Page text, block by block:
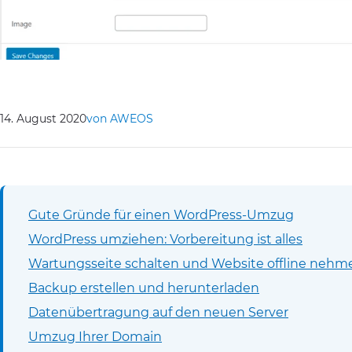
14. August 2020von AWEOS
Gute Gründe für einen WordPress-Umzug
WordPress umziehen: Vorbereitung ist alles
Wartungsseite schalten und Website offline
Backup erstellen und herunterladen
Datenübertragung auf den neuen Server
Umzug Ihrer Domain